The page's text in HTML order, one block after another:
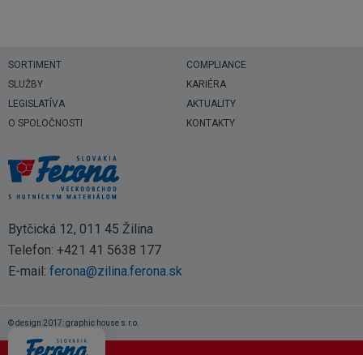
SORTIMENT
SLUŽBY
LEGISLATÍVA
O SPOLOČNOSTI
COMPLIANCE
KARIÉRA
AKTUALITY
KONTAKTY
Bytčická 12, 011 45 Žilina
Telefon: +421 41 5638 177
E-mail: ferona@zilina.ferona.sk
© design 2017: graphic house s.r.o.